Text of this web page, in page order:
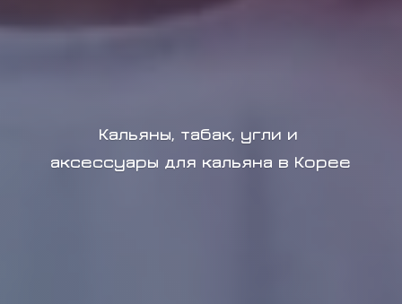
Кальяны, табак, угли и
аксессуары для кальяна в Корее